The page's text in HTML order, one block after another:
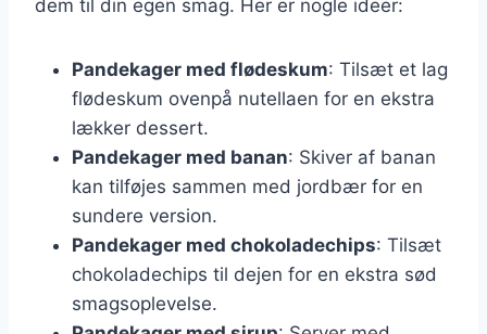
dem til din egen smag. Her er nogle ideer:
Pandekager med flødeskum: Tilsæt et lag
flødeskum ovenpå nutellaen for en ekstra
lækker dessert.
Pandekager med banan: Skiver af banan
kan tilføjes sammen med jordbær for en
sundere version.
Pandekager med chokoladechips: Tilsæt
chokoladechips til dejen for en ekstra sød
smagsoplevelse.